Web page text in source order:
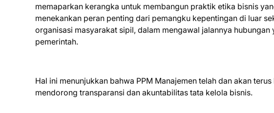
memaparkan kerangka untuk membangun praktik etika bisnis
menekankan peran penting dari pemangku kepentingan di luar
organisasi masyarakat sipil, dalam mengawal jalannya
pemerintah.
Hal ini menunjukkan bahwa PPM Manajemen telah dan akan
mendorong transparansi dan akuntabilitas tata kelola bisnis.